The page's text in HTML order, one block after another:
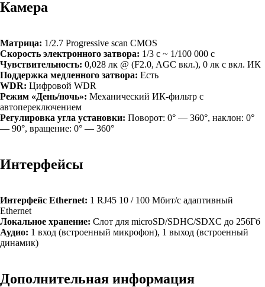
Камера
Матрица: 1/2.7 Progressive scan CMOS
Скорость электронного затвора: 1/3 с ~ 1/100 000 с
Чувствительность: 0,028 лк @ (F2.0, AGC вкл.), 0 лк с вкл. ИК
Поддержка медленного затвора: Есть
WDR: Цифровой WDR
Режим «День/ночь»: Механический ИК-фильтр с
автопереключением
Регулировка угла установки: Поворот: 0° — 360°, наклон: 0°
— 90°, вращение: 0° — 360°
Интерфейсы
Интерфейс Ethernet: 1 RJ45 10 / 100 Мбит/с адаптивный
Ethernet
Локальное хранение: Слот для microSD/SDHC/SDXC до 256Гб
Аудио: 1 вход (встроенный микрофон), 1 выход (встроенный
динамик)
Дополнительная информация